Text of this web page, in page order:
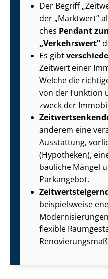
Der Begriff
der „Marktwert“
ches Pendant
„Verkehrswert”
Es gibt
Zeitwert einer
Welche die
von der Funktion
zweck der
anderem eine
Ausstattung,
(Hypotheken),
bauliche Mängel
Parkangebot.
beispielsweise
flexible